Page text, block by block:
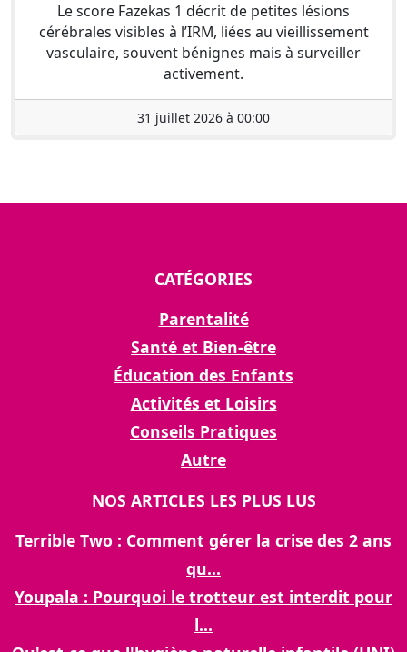
Le score Fazekas 1 décrit de petites lésions
cérébrales visibles à l’IRM, liées au vieillissement
vasculaire, souvent bénignes mais à surveiller
activement.
31 juillet 2026 à 00:00
CATÉGORIES
Parentalité
Santé et Bien-être
Éducation des Enfants
Activités et Loisirs
Conseils Pratiques
Autre
NOS ARTICLES LES PLUS LUS
Terrible Two : Comment gérer la crise des 2 ans
qu...
Youpala : Pourquoi le trotteur est interdit pour
l...